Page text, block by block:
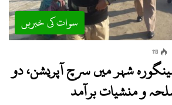
سوات کی خبریں
113
شہر میں سرچ آپریشن، دو
و منشیات برآمد